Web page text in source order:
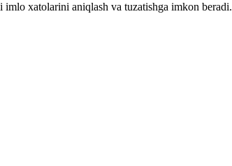
xatolarini aniqlash va tuzatishga imkon beradi.